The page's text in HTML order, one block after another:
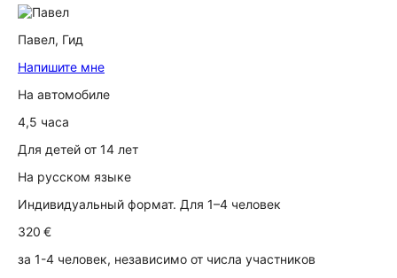
Павел, Гид
Напишите мне
На автомобиле
4,5 часа
Для детей от 14 лет
На русском языке
Индивидуальный формат. Для 1–4 человек
320 €
за 1-4 человек, независимо от числа участников